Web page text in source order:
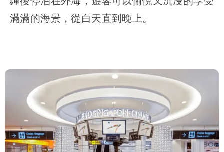
滿滿的海景，從白天直到晚上。